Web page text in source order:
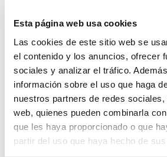
Esta página web usa cookies
Las cookies de este sitio web se
el contenido y los anuncios, ofrecer
sociales y analizar el tráfico.
información sobre el uso que haga
nuestros partners de redes
web, quienes pueden combinarla
que les haya proporcionado o que
partir del uso que haya hecho de
una sesión de trabajo en
Montemar), Paterna y
Son cientos los niños y
benefician periódicamente
de Tecnificación de la
que lleva a cabo la FBCV